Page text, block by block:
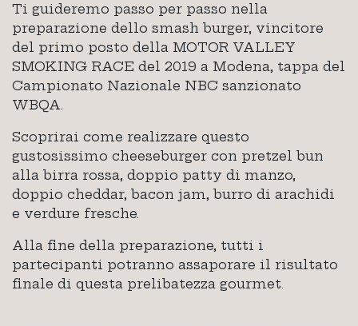
Ti guideremo passo per passo nella
preparazione dello smash burger, vincitore
del primo posto della MOTOR VALLEY
SMOKING RACE del 2019 a Modena, tappa del
Campionato Nazionale NBC sanzionato
WBQA.
Scoprirai come realizzare questo
gustosissimo cheeseburger con pretzel bun
alla birra rossa, doppio patty di manzo,
doppio cheddar, bacon jam, burro di arachidi
e verdure fresche.
Alla fine della preparazione, tutti i
partecipanti potranno assaporare il risultato
finale di questa prelibatezza gourmet.